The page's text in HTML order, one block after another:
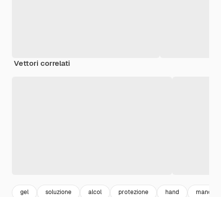
Vettori correlati
gel soluzione alcol protezione hand mano